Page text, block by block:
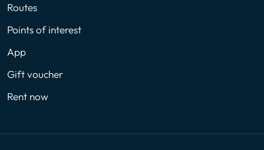
Routes
Points of interest
App
Gift voucher
Rent now